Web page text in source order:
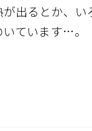
出るとか、い
ています…。